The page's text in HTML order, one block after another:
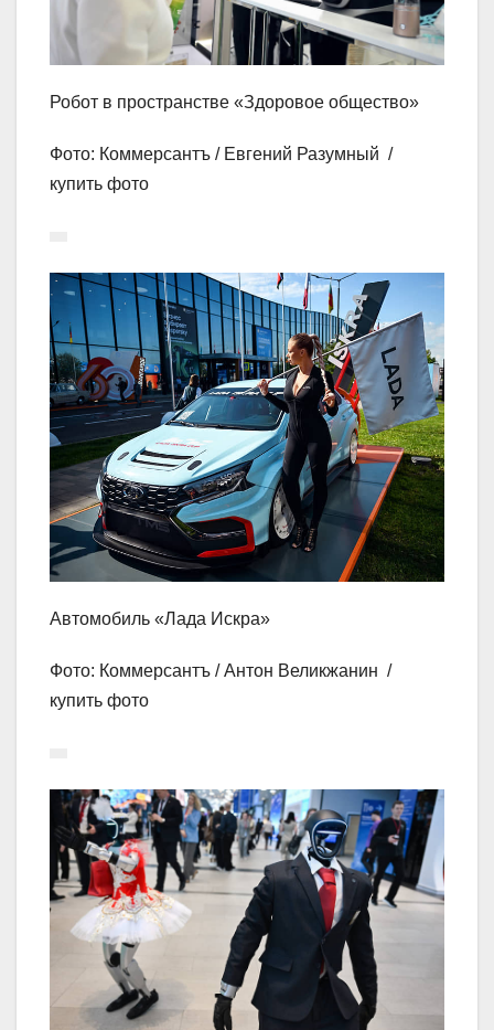
Робот в пространстве «Здоровое общество»
Фото: Коммерсантъ / Евгений Разумный /
купить фото
Автомобиль «Лада Искра»
Фото: Коммерсантъ / Антон Великжанин /
купить фото